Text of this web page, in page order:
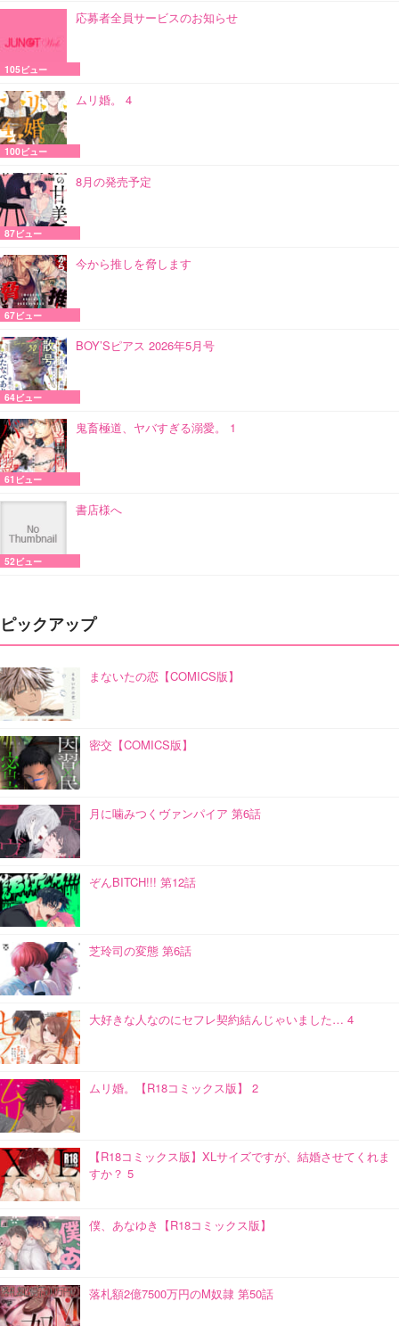
応募者全員サービスのお知らせ
105ビュー
ムリ婚。 4
100ビュー
8月の発売予定
87ビュー
今から推しを脅します
67ビュー
BOY’Sピアス 2026年5月号
64ビュー
鬼畜極道、ヤバすぎる溺愛。 1
61ビュー
書店様へ
52ビュー
ピックアップ
まないたの恋【COMICS版】
密交【COMICS版】
月に噛みつくヴァンパイア 第6話
ぞんBITCH!!! 第12話
芝玲司の変態 第6話
大好きな人なのにセフレ契約結んじゃいました… 4
ムリ婚。【R18コミックス版】 2
【R18コミックス版】XLサイズですが、結婚させてくれま
すか？ 5
僕、あなゆき【R18コミックス版】
落札額2億7500万円のM奴隷 第50話